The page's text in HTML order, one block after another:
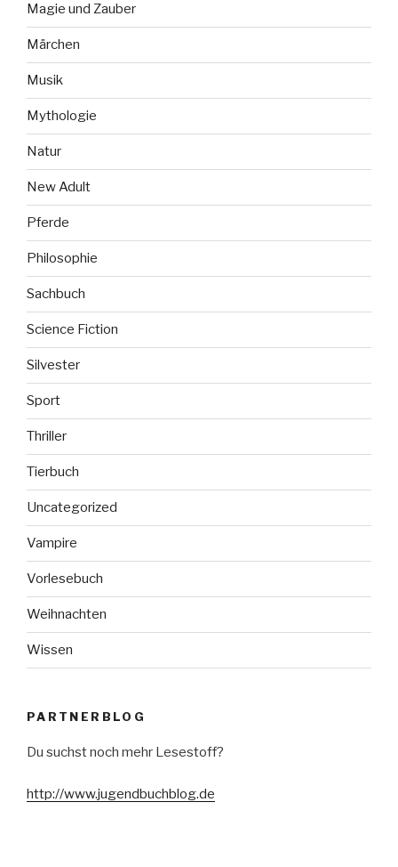
Magie und Zauber
Märchen
Musik
Mythologie
Natur
New Adult
Pferde
Philosophie
Sachbuch
Science Fiction
Silvester
Sport
Thriller
Tierbuch
Uncategorized
Vampire
Vorlesebuch
Weihnachten
Wissen
PARTNERBLOG
Du suchst noch mehr Lesestoff?
http://www.jugendbuchblog.de